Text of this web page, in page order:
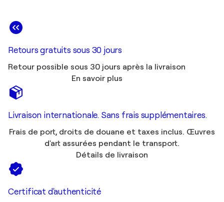
Retours gratuits sous 30 jours
Retour possible sous 30 jours après la livraison
En savoir plus
Livraison internationale. Sans frais supplémentaires.
Frais de port, droits de douane et taxes inclus. Œuvres
d'art assurées pendant le transport.
Détails de livraison
Certificat d'authenticité